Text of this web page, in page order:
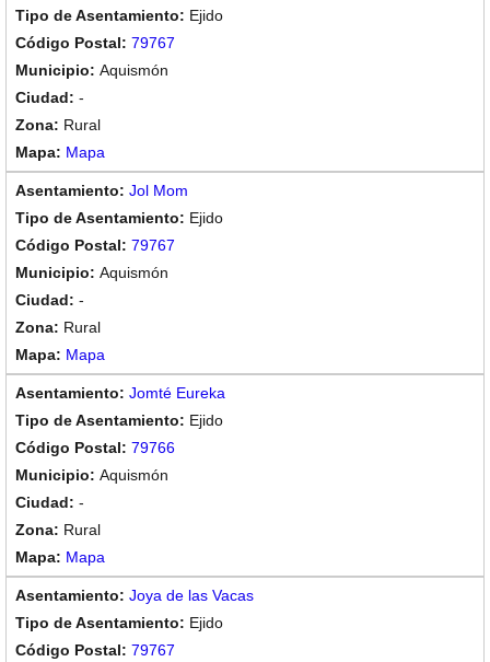
Ejido
79767
Aquismón
-
Rural
Mapa
Jol Mom
Ejido
79767
Aquismón
-
Rural
Mapa
Jomté Eureka
Ejido
79766
Aquismón
-
Rural
Mapa
Joya de las Vacas
Ejido
79767